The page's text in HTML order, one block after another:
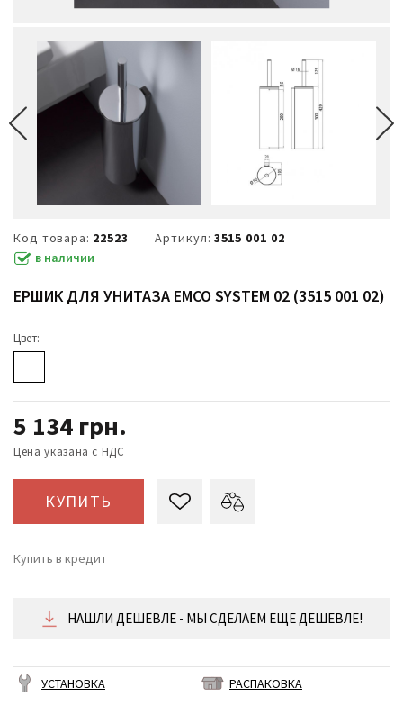
Код товара: 22523 Артикул: 3515 001 02
в наличии
ЕРШИК ДЛЯ УНИТАЗА EMCO SYSTEM 02 (3515 001 02)
Цвет:
5 134 грн.
Цена указана с НДС
КУПИТЬ
Купить в кредит
от 214 ₴/месяц
НАШЛИ ДЕШЕВЛЕ - МЫ СДЕЛАЕМ ЕЩЕ ДЕШЕВЛЕ!
УСТАНОВКА
РАСПАКОВКА